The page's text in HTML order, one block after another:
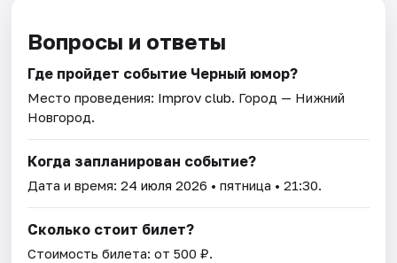
Вопросы и ответы
Где пройдет событие Черный юмор?
Место проведения: Improv club. Город — Нижний
Новгород.
Когда запланирован событие?
Дата и время:24 июля 2026 • пятница • 21:30.
Сколько стоит билет?
Стоимость билета: от 500 ₽.